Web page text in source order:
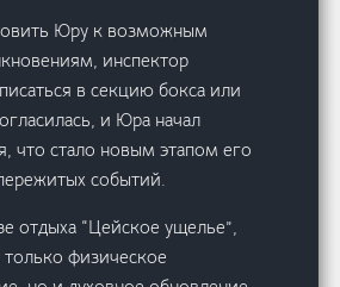
Юру к возможным
инспектор
в секцию бокса или
и Юра начал
что стало новым этапом его
событий.
отдыха “Цейское ущелье”,
физическое